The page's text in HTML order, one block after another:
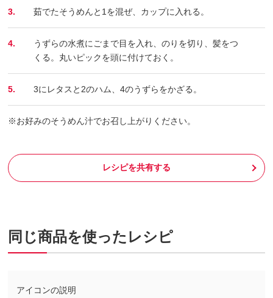
3. 茹でたそうめんと1を混ぜ、カップに入れる。
4.
うずらの水煮にごまで目を入れ、のりを切り、髪をつ
くる。丸いピックを頭に付けておく。
5. 3にレタスと2のハム、4のうずらをかざる。
※お好みのそうめん汁でお召し上がりください。
レシピを共有する
同じ商品を使ったレシピ
アイコンの説明